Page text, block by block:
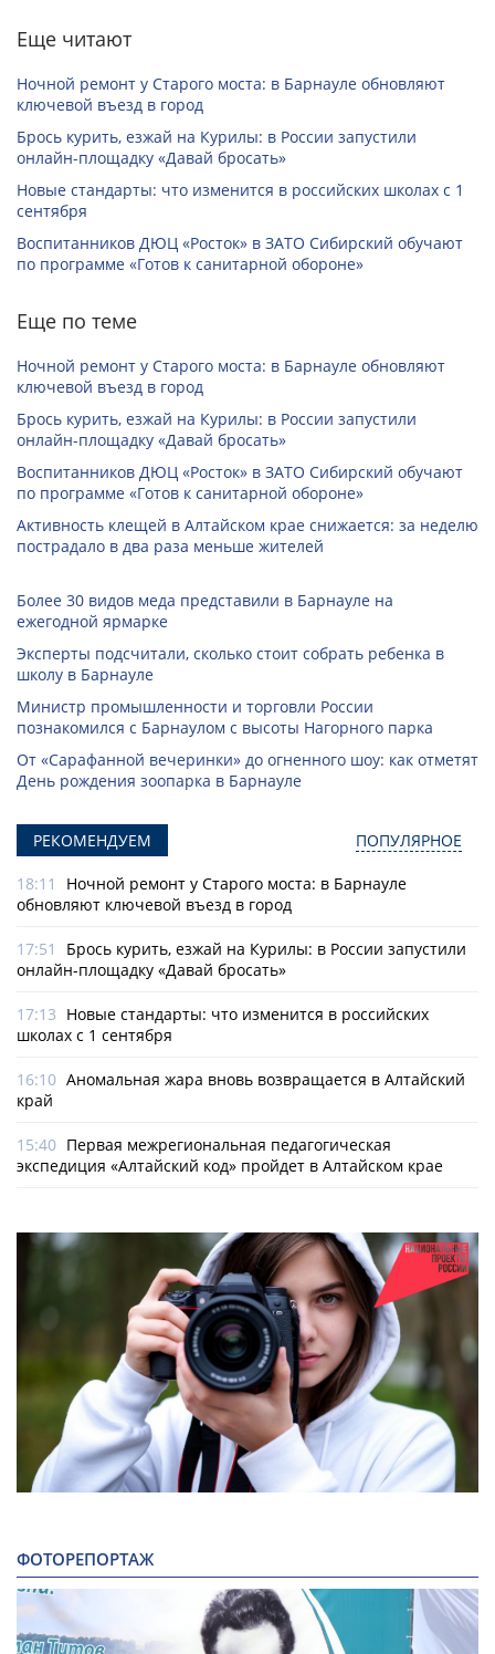
Еще читают
Ночной ремонт у Старого моста: в Барнауле обновляют
ключевой въезд в город
Брось курить, езжай на Курилы: в России запустили
онлайн-­площадку «Давай бросать»
Новые стандарты: что изменится в российских школах с 1
сентября
Воспитанников ДЮЦ «Росток» в ЗАТО Сибирский обучают
по программе «Готов к санитарной обороне»
Еще по теме
Ночной ремонт у Старого моста: в Барнауле обновляют
ключевой въезд в город
Брось курить, езжай на Курилы: в России запустили
онлайн-­площадку «Давай бросать»
Воспитанников ДЮЦ «Росток» в ЗАТО Сибирский обучают
по программе «Готов к санитарной обороне»
Активность клещей в Алтайском крае снижается: за неделю
пострадало в два раза меньше жителей
Более 30 видов меда представили в Барнауле на
ежегодной ярмарке
Эксперты подсчитали, сколько стоит собрать ребенка в
школу в Барнауле
Министр промышленности и торговли России
познакомился с Барнаулом с высоты Нагорного парка
От «Сарафанной вечеринки» до огненного шоу: как отметят
День рождения зоопарка в Барнауле
РЕКОМЕНДУЕМ ПОПУЛЯРНОЕ
18:11
Ночной ремонт у Старого моста: в Барнауле
обновляют ключевой въезд в город
17:51
Брось курить, езжай на Курилы: в России запустили
онлайн-­площадку «Давай бросать»
17:13 Новые стандарты: что изменится в российских
школах с 1 сентября
16:10 Аномальная жара вновь возвращается в Алтайский
край
15:40 Первая межрегиональная педагогическая
экспедиция «Алтайский код» пройдет в Алтайском крае
ФОТОРЕПОРТАЖ